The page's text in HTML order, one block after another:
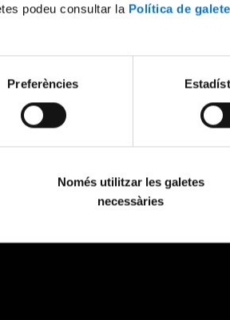
podeu consultar la Política de
Preferències
Només utilitzar les galetes
necessàries